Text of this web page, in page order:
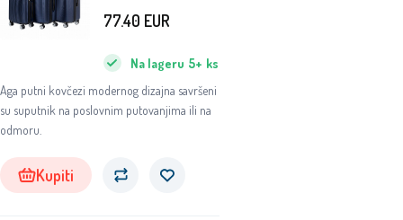
Tamnoplava
Aga putni kovčezi modernog dizajna savršeni
su suputnik na poslovnim putovanjima ili na
odmoru.
Na lageru 5+ ks
77.40 EUR
Kupiti